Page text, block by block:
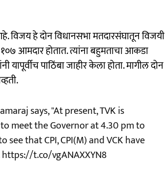
विजय हे दोन विधानसभा मतदारसंघातून विजयी
१०७ आमदार होतात. त्यांना बहुमताचा आकडा
पाठिंबा जाहीर केला होता. मागील दोन
says, "At present, TVK is
meet the Governor at 4.30 pm to
that CPI, CPI(M) and VCK have
https://t.co/vgANAXXYN8